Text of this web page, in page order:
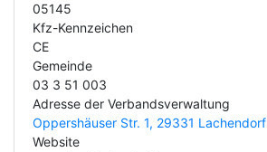
05145
Kfz-Kennzeichen
CE
Gemeinde
03 3 51 003
Adresse der Verbandsverwaltung
Oppershäuser Str. 1, 29331 Lachendorf
Website